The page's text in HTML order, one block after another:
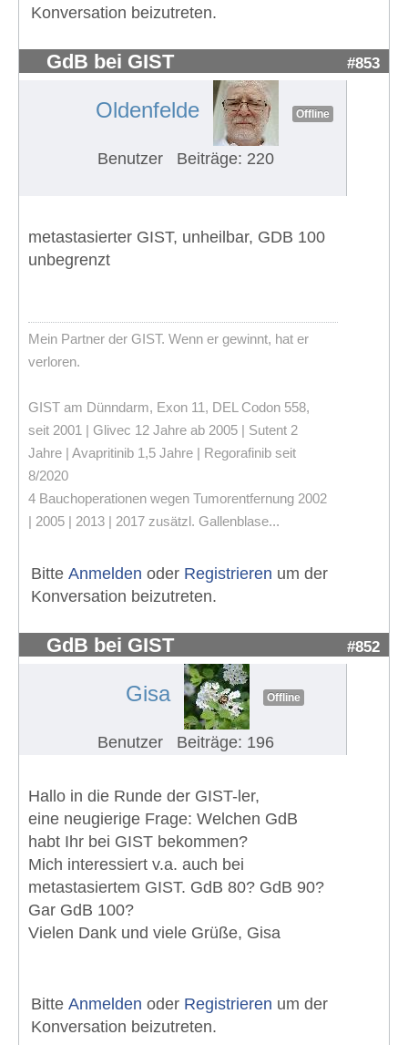
Konversation beizutreten.
GdB bei GIST #853
Oldenfelde Offline
Benutzer Beiträge: 220
metastasierter GIST, unheilbar, GDB 100
unbegrenzt
Mein Partner der GIST. Wenn er gewinnt, hat er
verloren.
GIST am Dünndarm, Exon 11, DEL Codon 558,
seit 2001 | Glivec 12 Jahre ab 2005 | Sutent 2
Jahre | Avapritinib 1,5 Jahre | Regorafinib seit
8/2020
4 Bauchoperationen wegen Tumorentfernung 2002
| 2005 | 2013 | 2017 zusätzl. Gallenblase...
Bitte Anmelden oder Registrieren um der
Konversation beizutreten.
GdB bei GIST #852
Gisa Offline
Benutzer Beiträge: 196
Hallo in die Runde der GIST-ler,
eine neugierige Frage: Welchen GdB
habt Ihr bei GIST bekommen?
Mich interessiert v.a. auch bei
metastasiertem GIST. GdB 80? GdB 90?
Gar GdB 100?
Vielen Dank und viele Grüße, Gisa
Bitte Anmelden oder Registrieren um der
Konversation beizutreten.